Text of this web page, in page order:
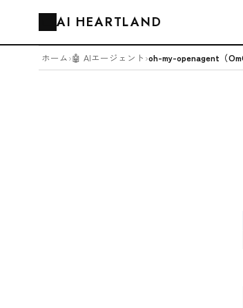
AI HEARTLAND
ホーム›🤖 AIエージェント ›